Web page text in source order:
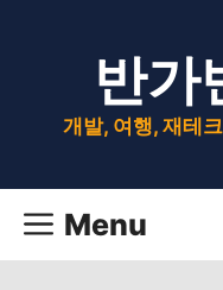
반가
개발, 여행, 재테
Menu